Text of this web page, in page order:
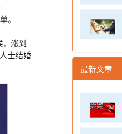
。
涨到
士结婚
最新文章